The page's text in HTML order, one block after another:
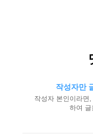
작성자만
작성자 본인이라면
하여 글